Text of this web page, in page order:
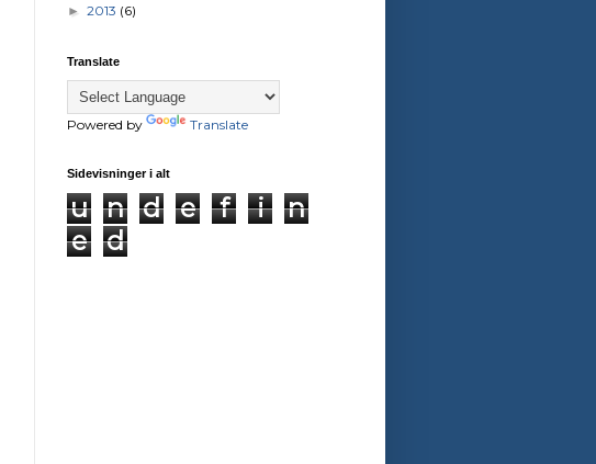
► 2013 (6)
Translate
Powered by Translate
Sidevisninger i alt
u n d e f i
n
e
d